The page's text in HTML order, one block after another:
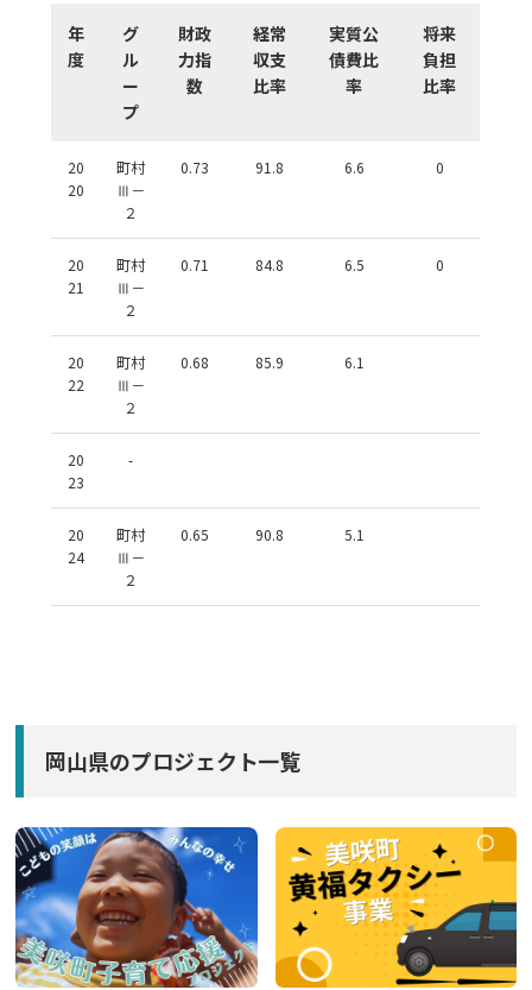
年
度
グ
ル
ー
プ
財政
力指
数
経常
収支
比率
実質公
債費比
率
将来
負担
比率
20
20
町村
Ⅲ－
２
0.73 91.8 6.6 0
20
21
町村
Ⅲ－
２
0.71 84.8 6.5 0
20
22
町村
Ⅲ－
２
0.68 85.9 6.1
20
23
-
20
24
町村
Ⅲ－
２
0.65 90.8 5.1
岡山県のプロジェクト一覧